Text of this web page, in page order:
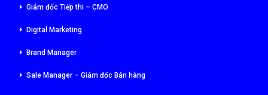
Giám đốc Tiếp thi – CMO
Digital Marketing
Brand Manager
Sale Manager – Giám đốc Bán hàng